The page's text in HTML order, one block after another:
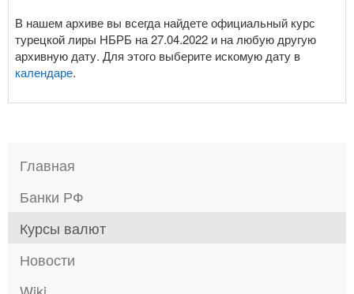
В нашем архиве вы всегда найдете официальный курс
турецкой лиры НБРБ на 27.04.2022 и на любую другую
архивную дату. Для этого выберите искомую дату в
календаре.
Главная
Банки РФ
Курсы валют
Новости